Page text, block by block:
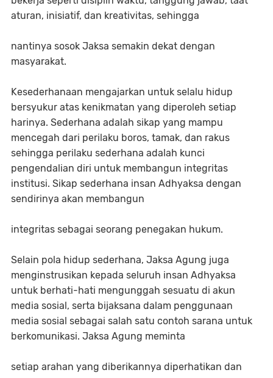
aturan, inisiatif, dan kreativitas, sehingga
nantinya sosok Jaksa semakin dekat dengan
masyarakat.
Kesederhanaan mengajarkan untuk selalu hidup
bersyukur atas kenikmatan yang diperoleh setiap
harinya. Sederhana adalah sikap yang mampu
mencegah dari perilaku boros, tamak, dan rakus
sehingga perilaku sederhana adalah kunci
pengendalian diri untuk membangun integritas
institusi. Sikap sederhana insan Adhyaksa dengan
sendirinya akan membangun
integritas sebagai seorang penegakan hukum.
Selain pola hidup sederhana, Jaksa Agung juga
menginstrusikan kepada seluruh insan Adhyaksa
untuk berhati-hati mengunggah sesuatu di akun
media sosial, serta bijaksana dalam penggunaan
media sosial sebagai salah satu contoh sarana untuk
berkomunikasi. Jaksa Agung meminta
setiap arahan yang diberikannya diperhatikan dan